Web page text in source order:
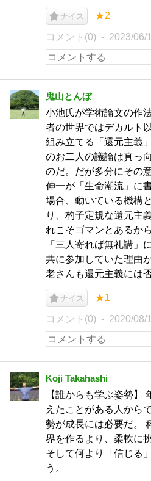
ナイス ★2
コメント(0) 2023/06/
鬼山とんぼ
小池氏が学術論文の作
者の世界ではデカルト
組み立てる「還元主義
のお二人の議論は真っ
のだ。だが多分にその
伸一が「生命潮流」に
場合、動いている機構
り、杓子定規な還元主
れこそゴマンとあるか
「三人寄れば無礼講」
共に参加していた理由
老さんも還元主義には否
ナイス ★1
コメント(0) 2020/08/
Koji Takahashi
【誰からも学ぶ姿勢】
えたことがある人から
勢が成長には必要だ。
界を作るより、柔軟に
そして何より「信じる
う。